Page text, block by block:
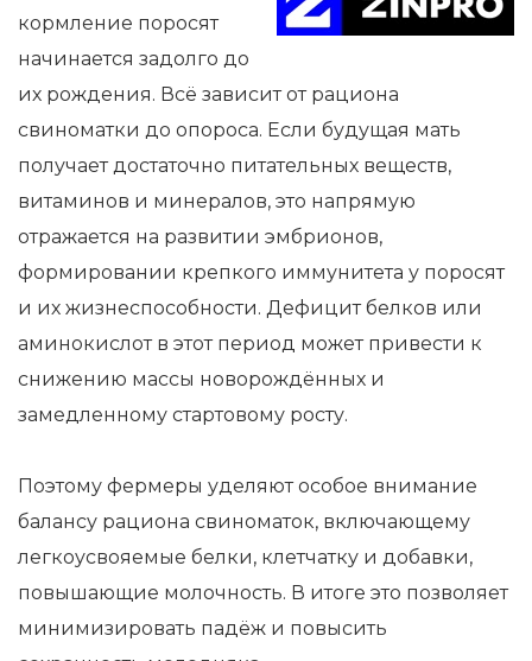
кормление поросят
начинается задолго до
их рождения. Всё зависит от рациона
свиноматки до опороса. Если будущая мать
получает достаточно питательных веществ,
витаминов и минералов, это напрямую
отражается на развитии эмбрионов,
формировании крепкого иммунитета у поросят
и их жизнеспособности. Дефицит белков или
аминокислот в этот период может привести к
снижению массы новорождённых и
замедленному стартовому росту.
Поэтому фермеры уделяют особое внимание
балансу рациона свиноматок, включающему
легкоусвояемые белки, клетчатку и добавки,
повышающие молочность. В итоге это позволяет
минимизировать падёж и повысить